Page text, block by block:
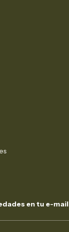
en tu e-mail